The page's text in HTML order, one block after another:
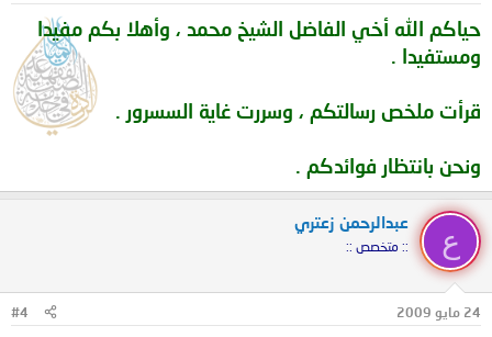
حياكم الله أخي الفاضل الشيخ محمد ، وأهلا بكم مفيدا
ومستفيدا .
قرأت ملخص رسالتكم ، وسررت غاية السسرور .
ونحن بانتظار فوائدكم .
ع
عبدالرحمن زعتري
:: متخصص ::
24 مايو 2009 #4